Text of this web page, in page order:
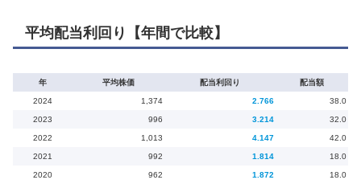
平均配当利回り【年間で比較】
年 平均株価 配当利回り 配当額
2024 1,374 2.766 38.0
2023 996 3.214 32.0
2022 1,013 4.147 42.0
2021 992 1.814 18.0
2020 962 1.872 18.0